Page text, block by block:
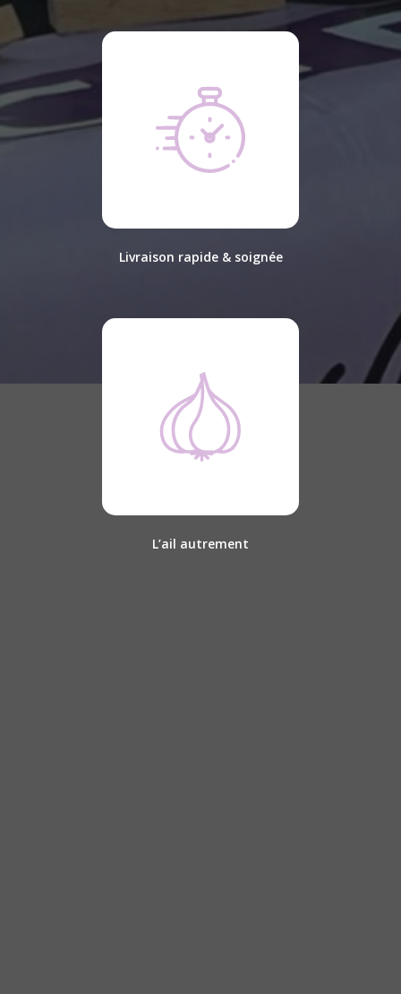
Livraison rapide & soignée
L’ail autrement